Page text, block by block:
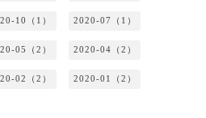
10（1） 2020-07（1）
05（2） 2020-04（2）
02（2） 2020-01（2）